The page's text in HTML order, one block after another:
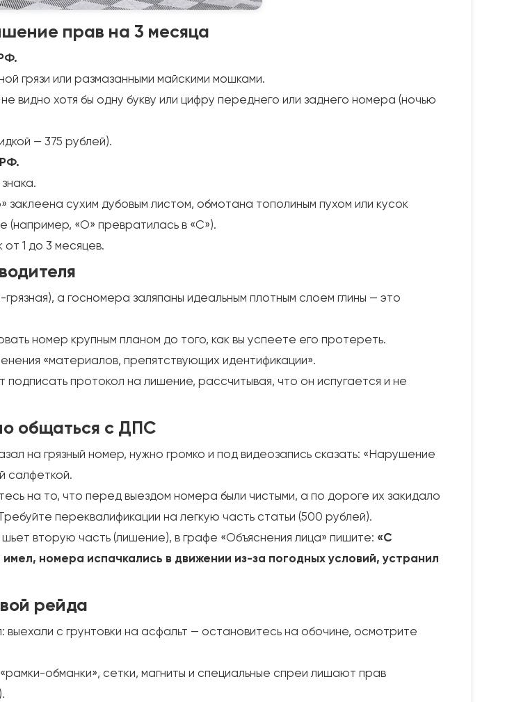
прав на 3 месяца
грязи или размазанными майскими мошками.
видно хотя бы одну букву или цифру переднего или заднего номера (ночью
— 375 рублей).
сухим дубовым листом, обмотана тополиным пухом или кусок
(например, «О» превратилась в «С»).
1 до 3 месяцев.
а госномера заляпаны идеальным плотным слоем глины — это
номер крупным планом до того, как вы успеете его протереть.
«материалов, препятствующих идентификации».
протокол на лишение, рассчитывая, что он испугается и не
общаться с ДПС
на грязный номер, нужно громко и под видеозапись сказать: «Нарушение
салфеткой.
на то, что перед выездом номера были чистыми, а по дороге их закидало
переквалификации на легкую часть статьи (500 рублей).
вторую часть (лишение), в графе «Объяснения лица» пишите: «С
номера испачкались в движении из-за погодных условий, устранил
рейда
с грунтовки на асфальт — остановитесь на обочине, осмотрите
обманки», сетки, магниты и специальные спреи лишают прав